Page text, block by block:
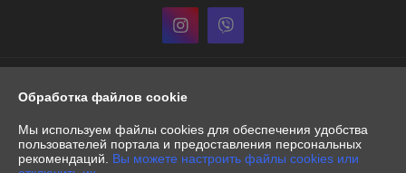
предприниматель Бурак Александр Васильевич
Республика Беларусь, г. Минск, пр-т. Рокоссовского, д.60/1, кв.386
Регистрационный номер ЕГР: 191153088
Обработка файлов cookie
Мы используем файлы cookies для обеспечения удобства
пользователей портала и предоставления персональных
рекомендаций. Вы можете настроить файлы cookies или